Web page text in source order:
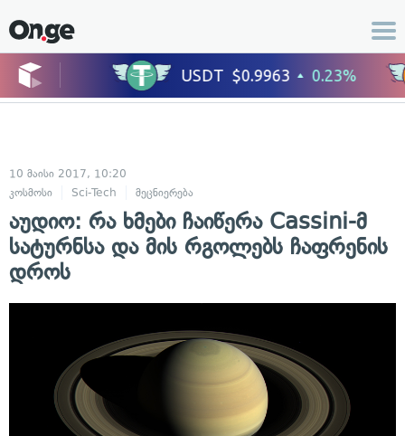
10 მაისი 2017, 10:20
კოსმოსი
Sci-Tech მეცნიერება
აუდიო: რა ხმები ჩაიწერა Cassini-მ
სატურნსა და მის რგოლებს ჩაფრენის
დროს